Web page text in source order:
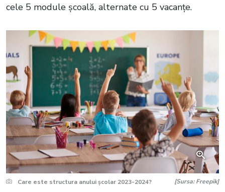
cele 5 module școală, alternate cu 5 vacanțe.
Care este structura anului școlar 2023-2024? [Sursa: Freepik]